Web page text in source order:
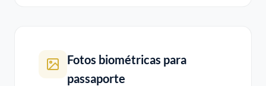
Fotos biométricas para
passaporte